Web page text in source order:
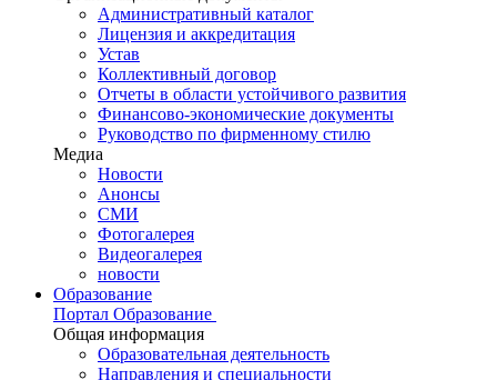
Административный каталог
Лицензия и аккредитация
Устав
Коллективный договор
Отчеты в области устойчивого развития
Финансово-экономические документы
Руководство по фирменному стилю
Медиа
Новости
Анонсы
СМИ
Фотогалерея
Видеогалерея
новости
Образование
Портал Образование
Общая информация
Образовательная деятельность
Направления и специальности